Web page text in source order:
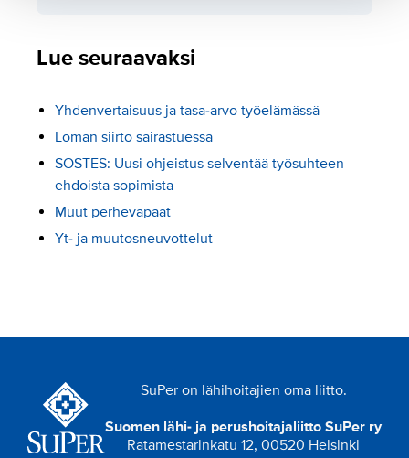
Lue seuraavaksi
Yhdenvertaisuus ja tasa-arvo työelämässä
Loman siirto sairastuessa
SOSTES: Uusi ohjeistus selventää työsuhteen
ehdoista sopimista
Muut perhevapaat
Yt- ja muutosneuvottelut
SuPer on lähihoitajien oma liitto.
Suomen lähi- ja perushoitajaliitto SuPer ry
Ratamestarinkatu 12, 00520 Helsinki